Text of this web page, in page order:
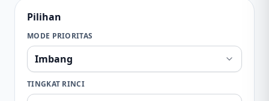
Pilihan
MODE PRIORITAS
TINGKAT RINCI